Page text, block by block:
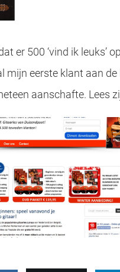
er 500 ‘vind ik leuks’
mijn eerste klant aan
aanschafte. Lees